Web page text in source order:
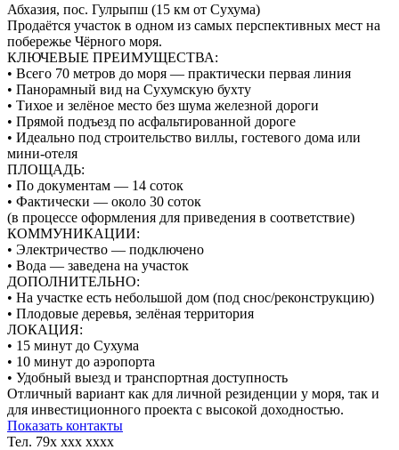
Абхазия, пос. Гулрыпш (15 км от Сухума)
Продаётся участок в одном из самых перспективных мест на
побережье Чёрного моря.
КЛЮЧЕВЫЕ ПРЕИМУЩЕСТВА:
• Всего 70 метров до моря — практически первая линия
• Панорамный вид на Сухумскую бухту
• Тихое и зелёное место без шума железной дороги
• Прямой подъезд по асфальтированной дороге
• Идеально под строительство виллы, гостевого дома или
мини-отеля
ПЛОЩАДЬ:
• По документам — 14 соток
• Фактически — около 30 соток
(в процессе оформления для приведения в соответствие)
КОММУНИКАЦИИ:
• Электричество — подключено
• Вода — заведена на участок
ДОПОЛНИТЕЛЬНО:
• На участке есть небольшой дом (под снос/реконструкцию)
• Плодовые деревья, зелёная территория
ЛОКАЦИЯ:
• 15 минут до Сухума
• 10 минут до аэропорта
• Удобный выезд и транспортная доступность
Отличный вариант как для личной резиденции у моря, так и
для инвестиционного проекта с высокой доходностью.
Показать контакты
Тел. 79x xxx xxxx